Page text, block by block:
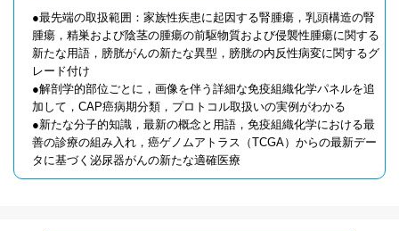
●最先端の取扱範囲：家族性疾患に起因する腎腫瘍，乳頭構造の腎
腫瘍，精巣および陰茎の腫瘍の前駆物質および侵襲性腫瘍に関する
新たな用語，膀胱がんの新たな異型，膀胱の内反性病変に関するグ
レード付け
●解剖学的部位ごとに，画像を伴う詳細な免疫組織化学パネルを追
加して，CAP癌病期分類，プロトコル取扱いの実例がわかる
●新たな分子的知識，最新の概念と用語，免疫組織化学における最
善の診療の組み入れ，癌ゲノムアトラス（TCGA）からの最新デー
タに基づく泌尿器がんの新たな適確医療